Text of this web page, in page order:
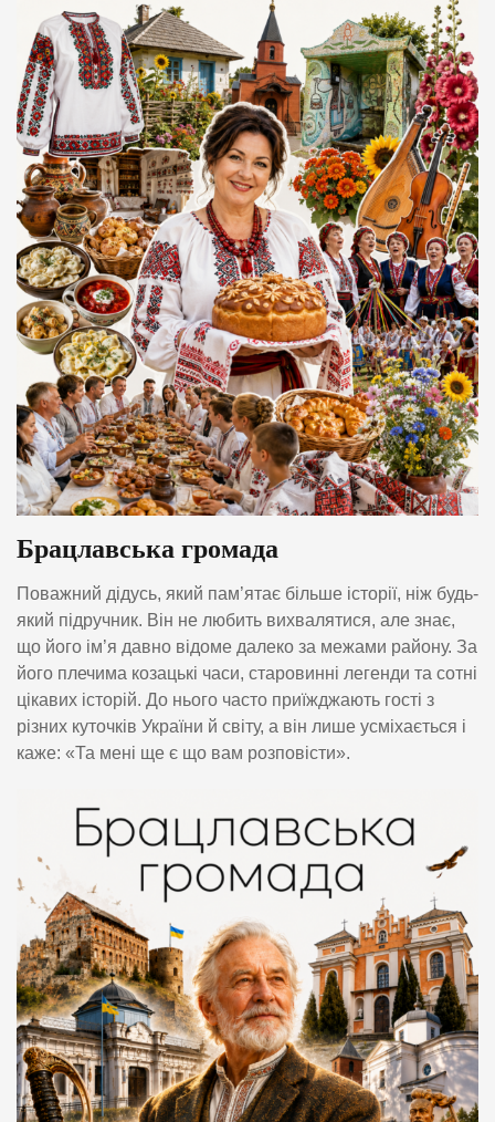
Брацлавська громада
Поважний дідусь, який пам’ятає більше історії, ніж будь-
який підручник. Він не любить вихвалятися, але знає,
що його ім’я давно відоме далеко за межами району. За
його плечима козацькі часи, старовинні легенди та сотні
цікавих історій. До нього часто приїжджають гості з
різних куточків України й світу, а він лише усміхається і
каже: «Та мені ще є що вам розповісти».